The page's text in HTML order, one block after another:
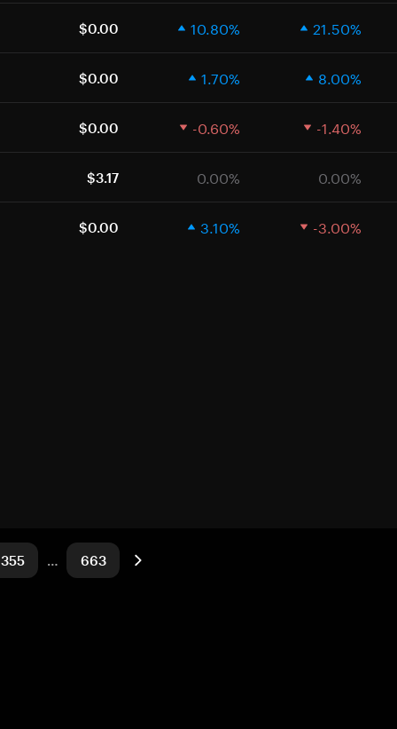
$0.00 10.80% 21.50%
$0.00 1.70% 8.00%
$0.00 -0.60% -1.40%
$3.17 0.00% 0.00%
$0.00 3.10% -3.00%
355 … 663